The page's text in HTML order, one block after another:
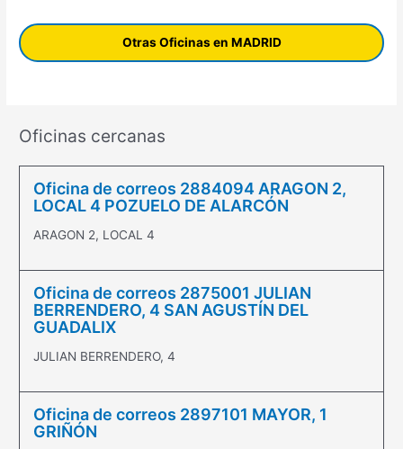
Otras Oficinas en MADRID
Oficinas cercanas
Oficina de correos 2884094 ARAGON 2,
LOCAL 4 POZUELO DE ALARCÓN
ARAGON 2, LOCAL 4
Oficina de correos 2875001 JULIAN
BERRENDERO, 4 SAN AGUSTÍN DEL
GUADALIX
JULIAN BERRENDERO, 4
Oficina de correos 2897101 MAYOR, 1
GRIÑÓN